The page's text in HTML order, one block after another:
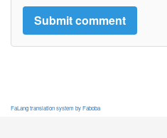
FaLang translation system by Faboba